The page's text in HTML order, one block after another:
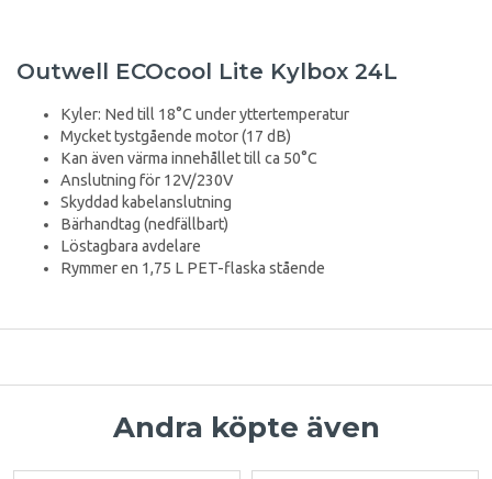
Outwell ECOcool Lite Kylbox 24L
Kyler: Ned till 18°C under yttertemperatur
Mycket tystgående motor (17 dB)
Kan även värma innehållet till ca 50°C
Anslutning för 12V/230V
Skyddad kabelanslutning
Bärhandtag (nedfällbart)
Löstagbara avdelare
Rymmer en 1,75 L PET-flaska stående
Andra köpte även